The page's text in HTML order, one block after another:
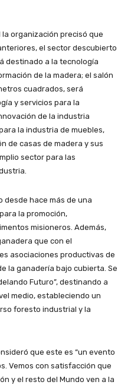
organización precisó que
el sector descubierto
destinado a la tecnología
de la madera; el salón
cuadrados, será
y servicios para la
de la industria
la industria de muebles,
de casas de madera y sus
sector para las
desde hace más de una
la promoción,
misioneros. Además,
que con el
asociaciones productivas de
la ganadería bajo cubierta. Se
Futuro”, destinando a
medio, estableciendo un
foresto industrial y la
que este es “un evento
Vemos con satisfacción que
y el resto del Mundo ven a la